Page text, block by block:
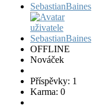
SebastianBaines
OFFLINE
Nováček
Příspěvky: 1
Karma: 0